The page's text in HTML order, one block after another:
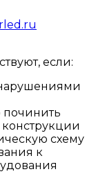
если:
починить
схему
к